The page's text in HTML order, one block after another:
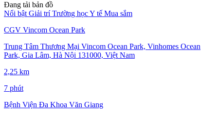
Đang tải bản đồ
Nổi bật Giải trí Trường họcY tế Mua sắm
CGV Vincom Ocean Park
Trung Tâm Thương Mại Vincom Ocean Park, Vinhomes Ocean
Park, Gia Lâm, Hà Nội 131000, Việt Nam
2,25 km
7 phút
Bệnh Viện Đa Khoa Văn Giang